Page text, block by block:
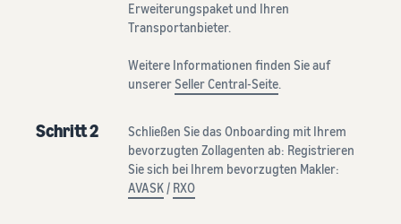
Erweiterungspaket und Ihren
Transportanbieter.
Weitere Informationen finden Sie auf
unsererSeller Central-Seite.
Schritt 2
Schließen Sie das Onboarding mit Ihrem
bevorzugten Zollagenten ab: Registrieren
Sie sich bei Ihrem bevorzugten Makler:
AVASK / RXO